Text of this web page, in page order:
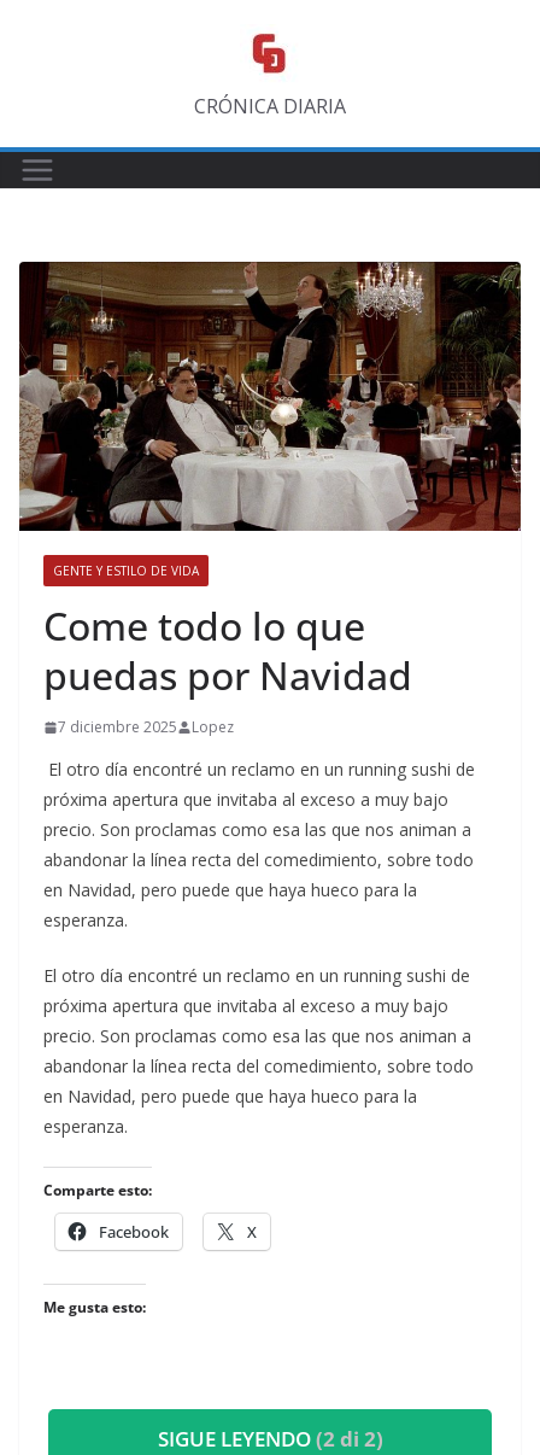
CRÓNICA DIARIA
GENTE Y ESTILO DE VIDA
​Come todo lo que
puedas por Navidad
7 diciembre 2025 Lopez
El otro día encontré un reclamo en un running sushi de
próxima apertura que invitaba al exceso a muy bajo
precio. Son proclamas como esa las que nos animan a
abandonar la línea recta del comedimiento, sobre todo
en Navidad, pero puede que haya hueco para la
esperanza.
​El otro día encontré un reclamo en un running sushi de
próxima apertura que invitaba al exceso a muy bajo
precio. Son proclamas como esa las que nos animan a
abandonar la línea recta del comedimiento, sobre todo
en Navidad, pero puede que haya hueco para la
esperanza.
Comparte esto:
Facebook X
Me gusta esto:
SIGUE LEYENDO(2 di 2)